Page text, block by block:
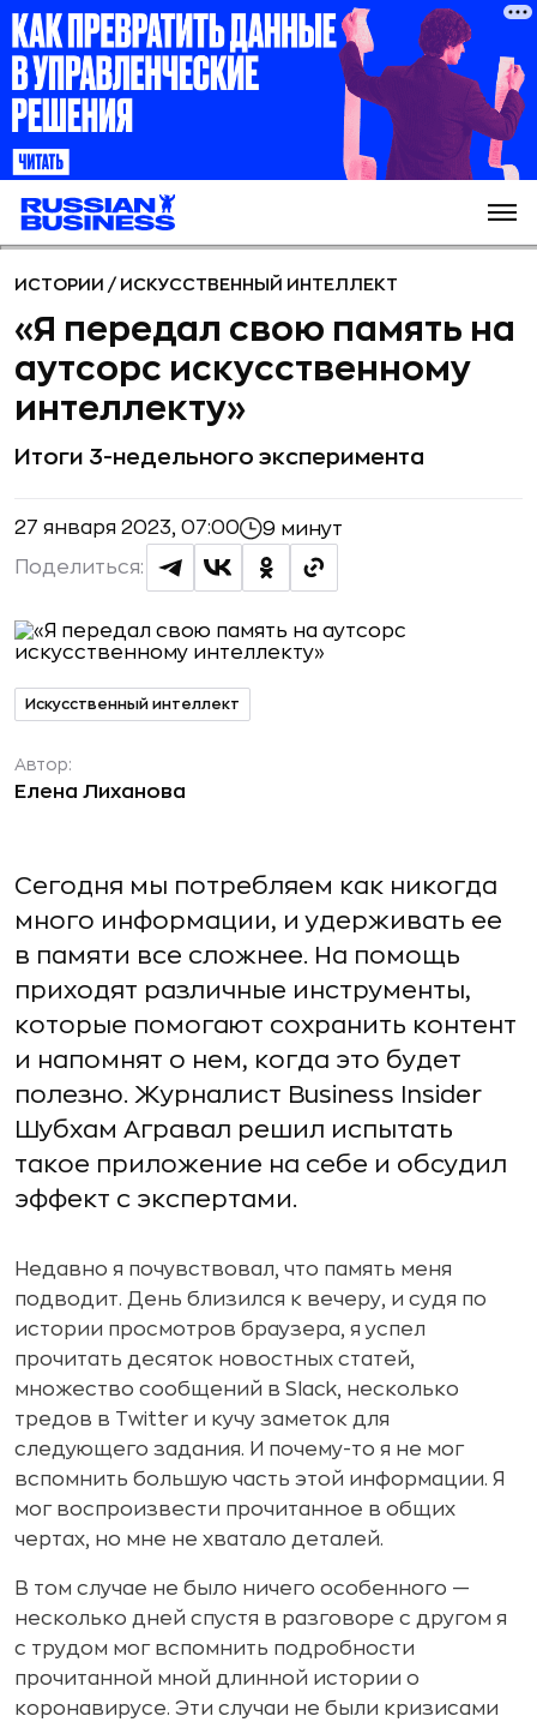
ИСТОРИИ / ИСКУССТВЕННЫЙ ИНТЕЛЛЕКТ
«Я передал свою память на
аутсорс искусственному
интеллекту»
Итоги 3-недельного эксперимента
27 января 2023, 07:00 9 минут
Поделиться:
Искусственный интеллект
Автор:
Елена Лиханова
Сегодня мы потребляем как никогда
много информации, и удерживать ее
в памяти все сложнее. На помощь
приходят различные инструменты,
которые помогают сохранить контент
и напомнят о нем, когда это будет
полезно. Журналист Business Insider
Шубхам Агравал решил испытать
такое приложение на себе и обсудил
эффект с экспертами.
Недавно я почувствовал, что память меня
подводит. День близился к вечеру, и судя по
истории просмотров браузера, я успел
прочитать десяток новостных статей,
множество сообщений в Slack, несколько
тредов в Twitter и кучу заметок для
следующего задания. И почему-то я не мог
вспомнить большую часть этой информации. Я
мог воспроизвести прочитанное в общих
чертах, но мне не хватало деталей.
В том случае не было ничего особенного —
несколько дней спустя в разговоре с другом я
с трудом мог вспомнить подробности
прочитанной мной длинной истории о
коронавирусе. Эти случаи не были кризисами